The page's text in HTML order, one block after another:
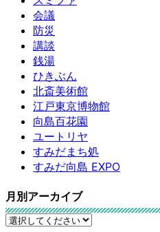
会議
防災
講談
銭湯
ひきぶん
北斎美術館
江戸東京博物館
向島百花園
ユートリヤ
すみだまち処
すみだ向島 EXPO
月別アーカイブ